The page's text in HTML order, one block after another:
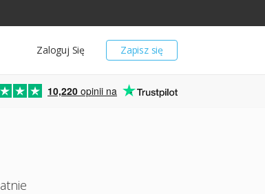
Zapisz się
Zaloguj Się
10,220 opinii na